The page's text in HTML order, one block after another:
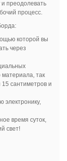
и преодолевать
процесс.
которой вы
через
материала, так
сантиметров и
электронику,
время суток,
свет!